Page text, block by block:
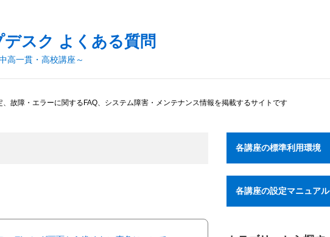
スク よくある質問
高一貫・高校講座～
故障・エラーに関するFAQ、システム障害・メンテナンス情報を掲載するサイトです
各講座の標準利用環境
各講座の設定マニュアル